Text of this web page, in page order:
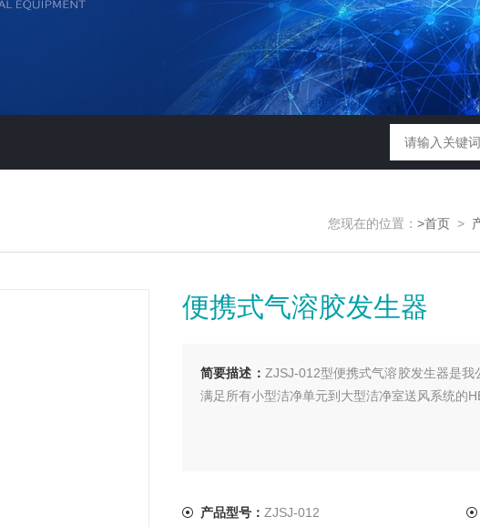
您现在的位置： >首页 >
便携式气溶胶发生器
简要描述： ZJSJ-012型便携式气溶胶发生器是
满足所有小型洁净单元到大型洁净室送风系统的
产品型号： ZJSJ-012